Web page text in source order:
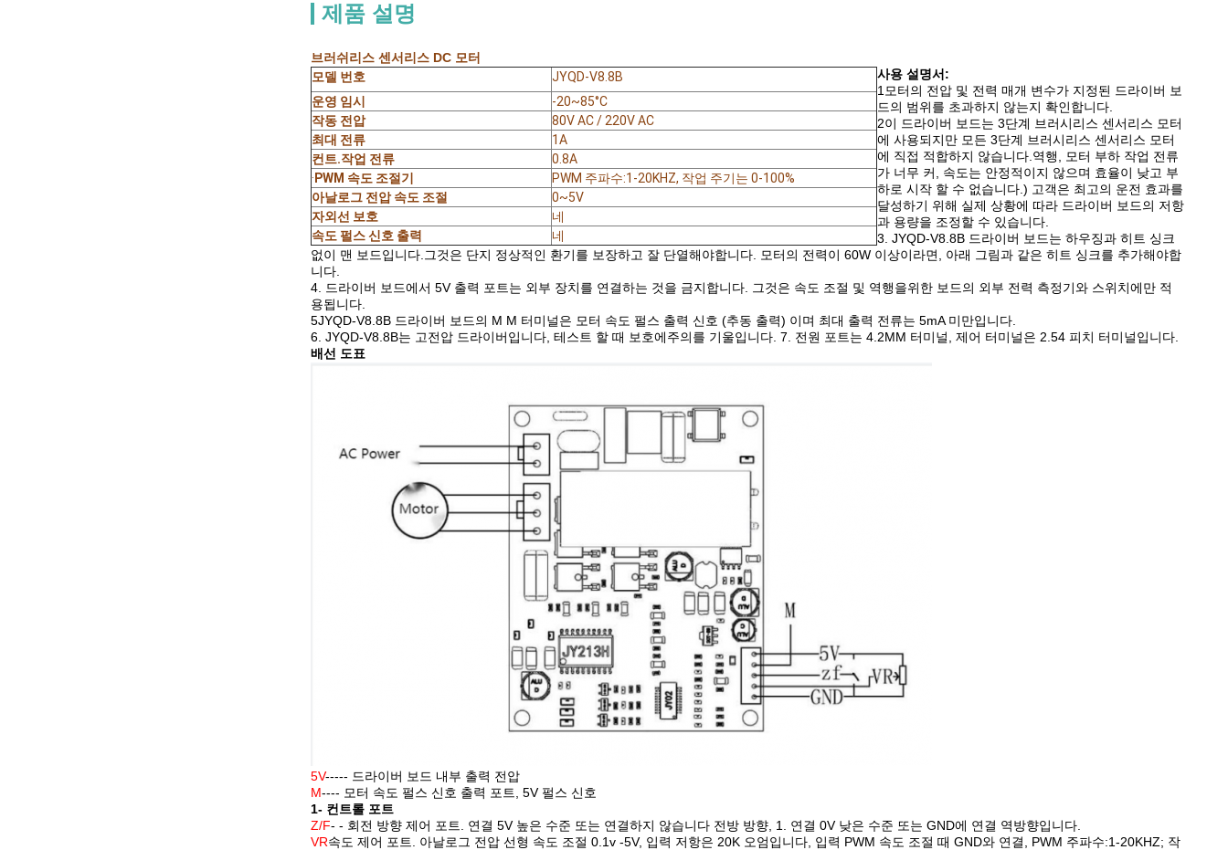
제품 설명
브러쉬리스 센서리스 DC 모터
모델 번호
JYQD-V8.8B
운영 임시
-20~85°C
작동 전압
80V AC / 220V AC
최대 전류
1A
컨트.작업 전류
0.8A
· PWM 속도 조절기
PWM 주파수:1-20KHZ, 작업 주기는 0-100%
아날로그 전압 속도 조절
0~5V
자외선 보호
네
속도 펄스 신호 출력
네
사용 설명서:
1모터의 전압 및 전력 매개 변수가 지정된 드라이버 보
드의 범위를 초과하지 않는지 확인합니다.
2이 드라이버 보드는 3단계 브러시리스 센서리스 모터
에 사용되지만 모든 3단계 브러시리스 센서리스 모터
에 직접 적합하지 않습니다.역행, 모터 부하 작업 전류
가 너무 커, 속도는 안정적이지 않으며 효율이 낮고 부
하로 시작 할 수 없습니다.) 고객은 최고의 운전 효과를
달성하기 위해 실제 상황에 따라 드라이버 보드의 저항
과 용량을 조정할 수 있습니다.
3. JYQD-V8.8B 드라이버 보드는 하우징과 히트 싱크
없이 맨 보드입니다.그것은 단지 정상적인 환기를 보장하고 잘 단열해야합니다. 모터의 전력이 60W 이상이라면, 아래 그림과 같은 히트 싱크를 추가해야합
니다.
4. 드라이버 보드에서 5V 출력 포트는 외부 장치를 연결하는 것을 금지합니다. 그것은 속도 조절 및 역행을위한 보드의 외부 전력 측정기와 스위치에만 적
용됩니다.
5JYQD-V8.8B 드라이버 보드의 M M 터미널은 모터 속도 펄스 출력 신호 (추동 출력) 이며 최대 출력 전류는 5mA 미만입니다.
6. JYQD-V8.8B는 고전압 드라이버입니다, 테스트 할 때 보호에주의를 기울입니다. 7. 전원 포트는 4.2MM 터미널, 제어 터미널은 2.54 피치 터미널입니다.
배선 도표
5V----- 드라이버 보드 내부 출력 전압
M---- 모터 속도 펄스 신호 출력 포트, 5V 펄스 신호
1- 컨트롤 포트
Z/F- - 회전 방향 제어 포트. 연결 5V 높은 수준 또는 연결하지 않습니다 전방 방향, 1. 연결 0V 낮은 수준 또는 GND에 연결 역방향입니다.
VR속도 제어 포트. 아날로그 전압 선형 속도 조절 0.1v -5V, 입력 저항은 20K 오엄입니다, 입력 PWM 속도 조절 때 GND와 연결, PWM 주파수:1-20KHZ; 작